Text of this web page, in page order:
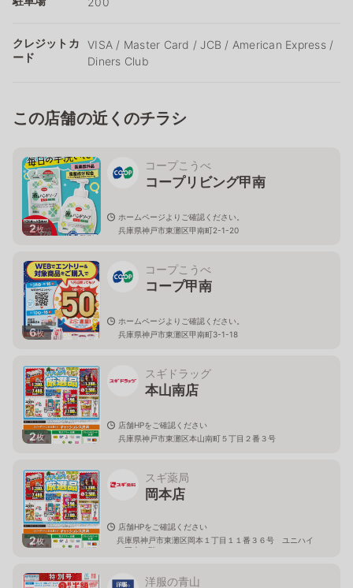
クレジットカ
ード
VISA / Master Card / JCB / American Express /
Diners Club
この店舗の近くのチラシ
2枚
コープこうべ
コープリビング甲南
ホームページよりご確認ください。
兵庫県神戸市東灘区甲南町2-1-20
6枚
コープこうべ
コープ甲南
ホームページよりご確認ください。
兵庫県神戸市東灘区甲南町3-1-18
2枚
スギドラッグ
本山南店
店舗HPをご確認ください
兵庫県神戸市東灘区本山南町５丁目２番３号
2枚
スギ薬局
岡本店
店舗HPをご確認ください
兵庫県神戸市東灘区岡本１丁目１１番３６号 ユニハイ
ム岡本１階
洋服の青山